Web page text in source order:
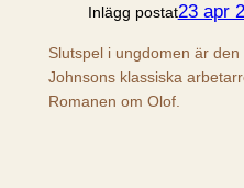
Inlägg postat23 apr
Slutspel i ungdomen är
Johnsons klassiska
Romanen om Olof.